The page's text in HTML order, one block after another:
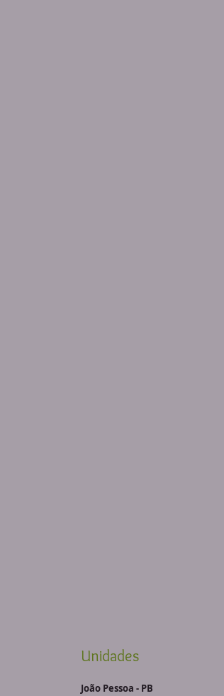
Unidades
João Pessoa - PB